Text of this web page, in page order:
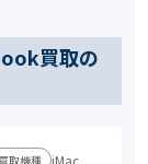
買取の